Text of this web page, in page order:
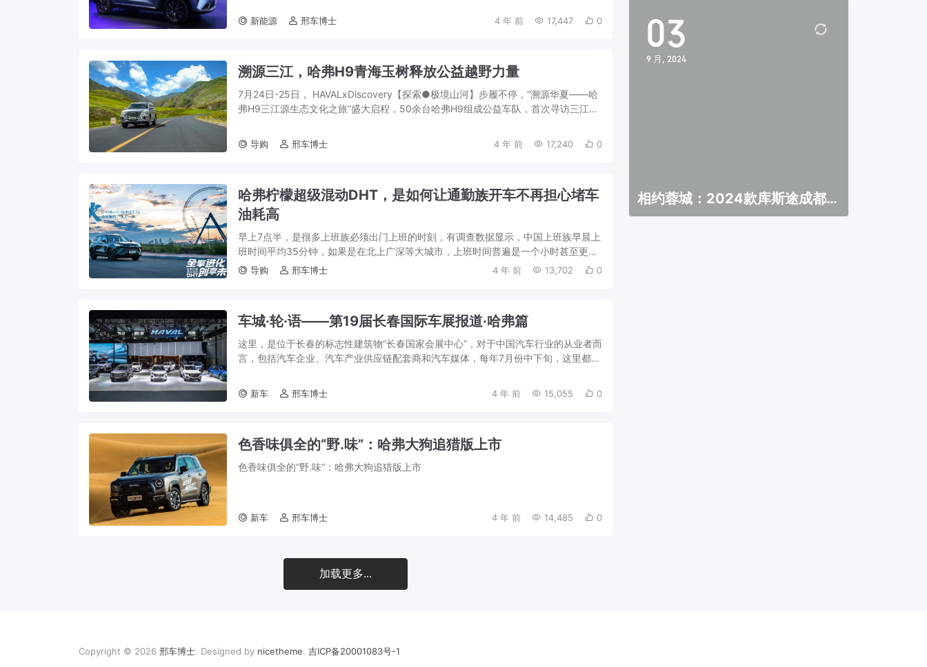
新能源 邢车博士 4 年 前 17,447 0
溯源三江，哈弗H9青海玉树释放公益越野力量
7月24日-25日， HAVALxDiscovery【探索●极境山河】步履不停，“溯源华夏——哈
弗H9三江源生态文化之旅”盛大启程，50余台哈弗H9组成公益车队，首次寻访三江源
导购 邢车博士 4 年 前 17,240 0
哈弗柠檬超级混动DHT，是如何让通勤族开车不再担心堵车
油耗高
早上7点半，是很多上班族必须出门上班的时刻，有调查数据显示，中国上班族早晨上
班时间平均35分钟，如果是在北上广深等大城市，上班时间普遍是一个小时甚至更
多，而且还要看运气。 所以对于他们来说，一辆好开、...
导购 邢车博士 4 年 前 13,702 0
车城·轮·语——第19届长春国际车展报道·哈弗篇
这里，是位于长春的标志性建筑物“长春国家会展中心”，对于中国汽车行业的从业者而
言，包括汽车企业、汽车产业供应链配套商和汽车媒体，每年7月份中下旬，这里都会
新车 邢车博士 4 年 前 15,055 0
色香味俱全的“野.味”：哈弗大狗追猎版上市
色香味俱全的“野.味”：哈弗大狗追猎版上市
新车 邢车博士 4 年 前 14,485 0
加载更多...
03
9 月, 2024
相约蓉城：2024款库斯途成都车
展亮相
Copyright © 2026 邢车博士. Designed by nicetheme. 吉ICP备20001083号-1